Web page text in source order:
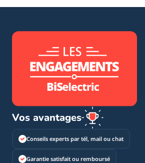
Vos avantages
Conseils experts par tél, mail ou chat
Garantie satisfait ou remboursé